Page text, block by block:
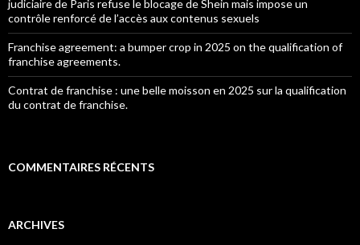
judiciaire de Paris refuse le blocage de Shein mais impose un
contrôle renforcé de l’accès aux contenus sexuels
Franchise agreement: a bumper crop in 2025 on the qualification of
franchise agreements.
Contrat de franchise : une belle moisson en 2025 sur la qualification
du contrat de franchise.
COMMENTAIRES RÉCENTS
ARCHIVES